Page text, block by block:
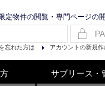
定物件の閲覧・専門ページの
忘れた方は アカウントの新規作
サブリース・